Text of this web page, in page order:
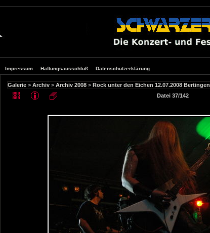
Impressum Haftungsausschluß Datenschutzerklärung
Galerie > Archiv > Archiv 2008 > Rock unter den Eichen 12.07.2008 Bertingen
Datei 37/142